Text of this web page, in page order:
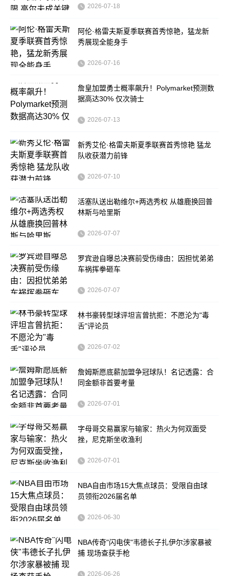
2026-07-18
阿伦·格雷夫斯夏季联赛首秀惊艳，猛龙新
秀展现全能身手
2026-07-16
詹皇加盟勇士概率飙升！Polymarket预测数
据高达30% 仅次骑士
2026-07-13
新秀艾伦·格雷夫斯夏季联赛首秀惊艳 猛龙
队收获潜力前锋
2026-07-10
活塞队送出勒维尔+两选秀权 从雄鹿换回普
林斯与哈里斯
2026-07-07
罗宾逊自曝总决赛前受伤缘由：因担忧弟弟
车祸挥拳砸车
2026-07-07
林书豪转型球评坦言曾抗拒：不愿沦为"毒
舌"评论员
2026-07-02
詹姆斯愿底薪加盟争冠球队！名记透露：合
同金额非首要考量
2026-07-01
字母哥交易赢家与输家：热火为何双面受
挫，尼克斯坐收渔利
2026-07-01
NBA自由市场15大焦点球员：受限自由球
员领衔2026届名单
2026-06-30
NBA传奇"闪电侠"韦德长子扎伊尔涉家暴被
捕 现场查获手枪
2026-06-26